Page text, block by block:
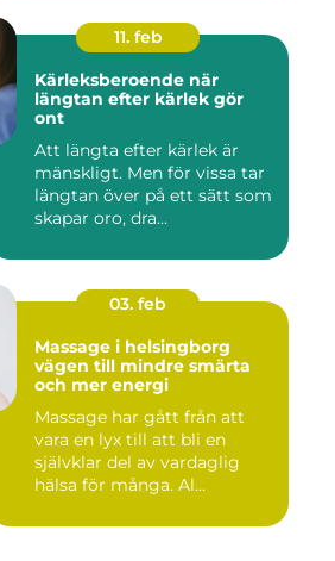
11. feb
Kärleksberoende när
längtan efter kärlek gör
ont
Att längta efter kärlek är
mänskligt. Men för vissa tar
längtan över på ett sätt som
skapar oro, dra...
03. feb
Massage i helsingborg
vägen till mindre smärta
och mer energi
Massage har gått från att
vara en lyx till att bli en
självklar del av vardaglig
hälsa för många. Al...